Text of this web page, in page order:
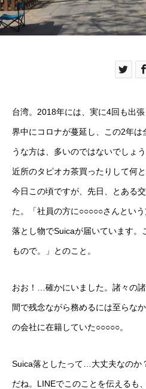
台湾。2018年には、実に4回も出
界中にコロナが蔓延し、この2年
うな方は、多いのではないでしょ
近所のタピオカ茶買ったりして何
今日この頃ですが、先日、とある
た。「社員の方に○○○○○さんとい
落とし物でSuicaが届いています。
もので。」とのこと。
おお！…確かにいました。諸々の
間で残念ながら務めるには至らな
の会社に在籍していた○○○○○。
Suica落としたって…大丈夫なのか
だね。LINEでこのことを伝えるも